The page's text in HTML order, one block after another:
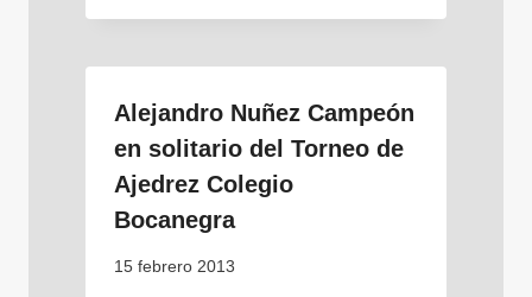
Alejandro Nuñez Campeón
en solitario del Torneo de
Ajedrez Colegio
Bocanegra
15 febrero 2013